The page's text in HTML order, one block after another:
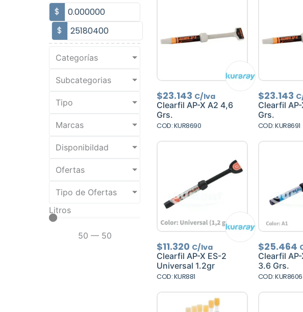
$
$
Categorías
Subcategorias
Tipo
Marcas
Disponibildad
Ofertas
Tipo de Ofertas
Litros
50 — 50
$23.143 C/Iva
Clearfil AP-X A2 4,6
Grs.
COD: KUR8690
$23.143
Clearfil
Grs.
COD: KUR8691
$11.320 C/Iva
Clearfil AP-X ES-2
Universal 1.2gr
COD: KUR881
$25.464
Clearfil AP-
3.6 Grs.
COD: KUR8606